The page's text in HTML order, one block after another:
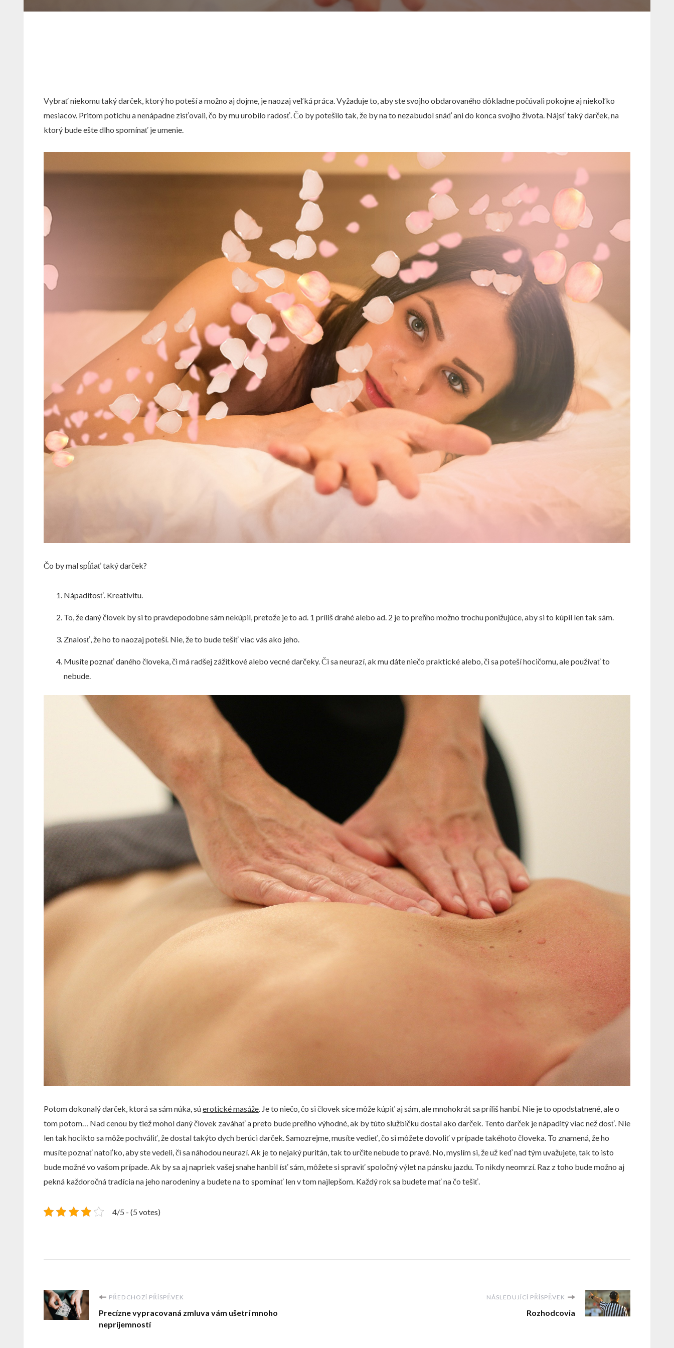
Vybrať niekomu taký darček, ktorý ho poteší a možno aj dojme, je naozaj veľká práca. Vyžaduje to, aby ste svojho obdarovaného dôkladne počúvali pokojne aj niekoľko
mesiacov. Pritom potichu a nenápadne zisťovali, čo by mu urobilo radosť. Čo by potešilo tak, že by na to nezabudol snáď ani do konca svojho života. Nájsť taký darček, na
ktorý bude ešte dlho spomínať je umenie.
Čo by mal spĺňať taký darček?
Nápaditosť. Kreativitu.
To, že daný človek by si to pravdepodobne sám nekúpil, pretože je to ad. 1 príliš drahé alebo ad. 2 je to preňho možno trochu ponižujúce, aby si to kúpil len tak sám.
Znalosť, že ho to naozaj poteší. Nie, že to bude tešiť viac vás ako jeho.
Musíte poznať daného človeka, či má radšej zážitkové alebo vecné darčeky. Či sa neurazí, ak mu dáte niečo praktické alebo, či sa poteší hocičomu, ale používať to
nebude.
Potom dokonalý darček, ktorá sa sám núka, súerotické masáže. Je to niečo, čo si človek síce môže kúpiť aj sám, ale mnohokrát sa príliš hanbí. Nie je to opodstatnené, ale o
tom potom… Nad cenou by tiež mohol daný človek zaváhať a preto bude preňho výhodné, ak by túto službičku dostal ako darček. Tento darček je nápaditý viac než dosť. Nie
len tak hocikto sa môže pochváliť, že dostal takýto dych berúci darček. Samozrejme, musíte vedieť, čo si môžete dovoliť v prípade takéhoto človeka. To znamená, že ho
musíte poznať natoľko, aby ste vedeli, či sa náhodou neurazí. Ak je to nejaký puritán, tak to určite nebude to pravé. No, myslím si, že už keď nad tým uvažujete, tak to isto
bude možné vo vašom prípade. Ak by sa aj napriek vašej snahe hanbil ísť sám, môžete si spraviť spoločný výlet na pánsku jazdu. To nikdy neomrzí. Raz z toho bude možno aj
pekná každoročná tradícia na jeho narodeniny a budete na to spomínať len v tom najlepšom. Každý rok sa budete mať na čo tešiť.
4/5 - (5 votes)
Navigace
příspěvku
PŘEDCHOZÍ PŘÍSPĚVEK
Precízne vypracovaná zmluva vám ušetrí mnoho
nepríjemností
NÁSLEDUJÍCÍ PŘÍSPĚVEK
Rozhodcovia